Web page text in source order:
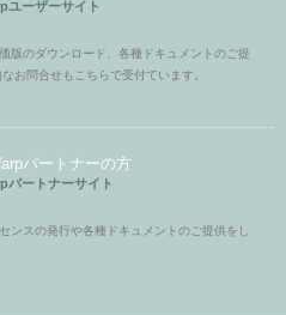
ユーザーサイト
版のダウンロード、各種ドキュメントのご提
お問合せもこちらで受付ています。
パートナーの方
パートナーサイト
ンスの発行や各種ドキュメントのご提供をし